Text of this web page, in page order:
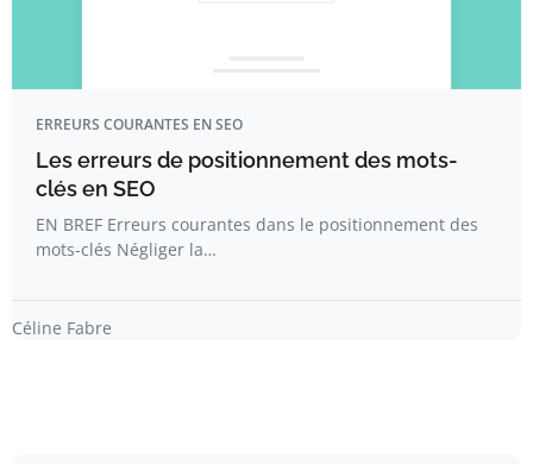
ERREURS COURANTES EN SEO
Les erreurs de positionnement des mots-
clés en SEO
EN BREF Erreurs courantes dans le positionnement des
mots-clés Négliger la…
Céline Fabre